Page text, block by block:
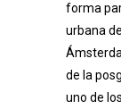
forma
urbana
de la
uno de